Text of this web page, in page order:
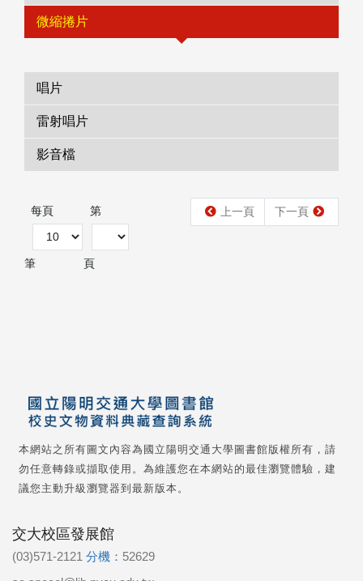
微縮捲片
唱片
雷射唱片
影音檔
每頁
筆
第
頁
上一頁 下一頁
本網站之所有圖文內容為國立陽明交通大學圖書館版權所有，請
勿任意轉錄或擷取使用。為維護您在本網站的最佳瀏覽體驗，建
議您主動升級瀏覽器到最新版本。
交大校區發展館
(03)571-2121 分機： 52629